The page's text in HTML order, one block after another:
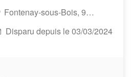
Fontenay-sous-Bois, 94120
Disparu depuis le 03/03/2024